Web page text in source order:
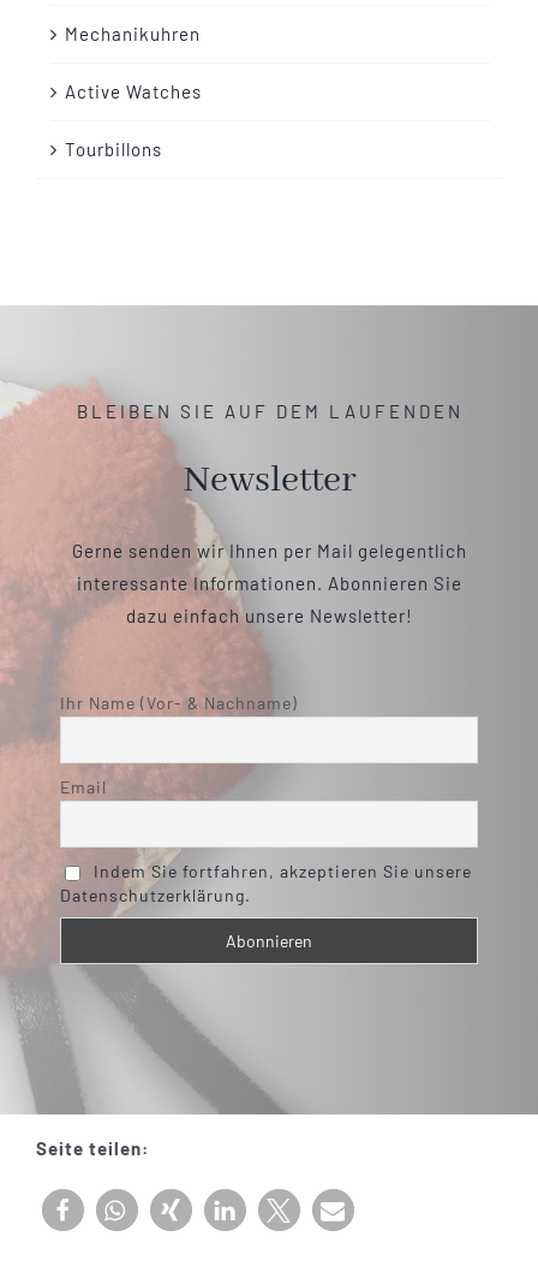
Mechanikuhren
Active Watches
Tourbillons
BLEIBEN SIE AUF DEM LAUFENDEN
Newsletter
Gerne senden wir Ihnen per Mail gelegentlich
interessante Informationen. Abonnieren Sie
dazu einfach unsere Newsletter!
Ihr Name (Vor- & Nachname)
Email
Indem Sie fortfahren, akzeptieren Sie unsere
Datenschutzerklärung.
Seite teilen: